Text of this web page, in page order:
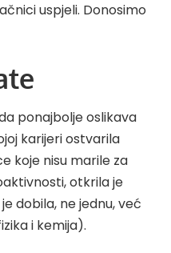
uspjeli. Donosimo
ponajbolje oslikava
karijeri ostvarila
koje nisu marile za
otkrila je
dobila, ne jednu, već
i kemija).